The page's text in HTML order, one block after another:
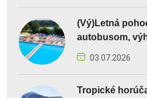
(Vý)Letná
autobusom,
03.07.2026
Tropické